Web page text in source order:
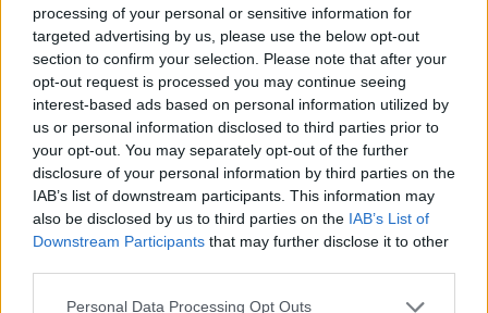
processing of your personal or sensitive information for
targeted advertising by us, please use the below opt-out
section to confirm your selection. Please note that after your
opt-out request is processed you may continue seeing
interest-based ads based on personal information utilized by
us or personal information disclosed to third parties prior to
your opt-out. You may separately opt-out of the further
disclosure of your personal information by third parties on the
IAB’s list of downstream participants. This information may
also be disclosed by us to third parties on the IAB’s List of
Downstream Participants that may further disclose it to other
Personal Data Processing Opt Outs
Håper du blir fristet!